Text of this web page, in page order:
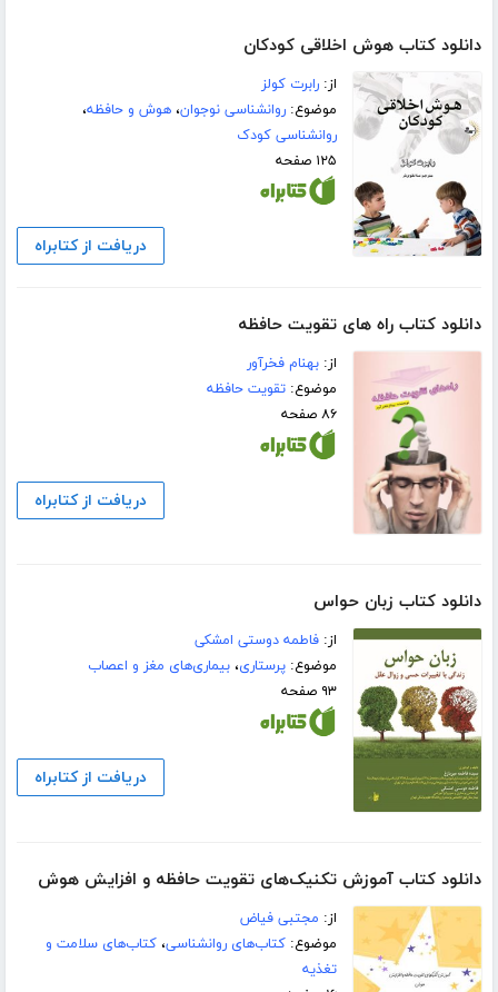
دانلود کتاب هوش اخلاقی کودکان
از:رابرت کولز
موضوع:روانشناسی نوجوان،هوش و حافظه،
روانشناسی کودک
۱۲۵ صفحه
دریافت از کتابراه
دانلود کتاب راه های تقویت حافظه
از:بهنام فخرآور
موضوع:تقویت حافظه
۸۶ صفحه
دریافت از کتابراه
دانلود کتاب زبان حواس
از:فاطمه دوستی امشکی
موضوع:پرستاری،بیماری‌های مغز و اعصاب
۹۳ صفحه
دریافت از کتابراه
دانلود کتاب آموزش تکنیک‌های تقویت حافظه و افزایش هوش
از: مجتبی فیاض
موضوع:کتاب‌های روانشناسی،کتاب‌های سلامت و
تغذیه